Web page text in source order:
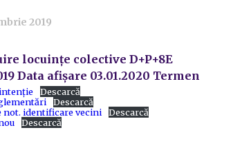
2019
locuințe colective D+P+8E
Data afișare 03.01.2020 Termen
Descarcă
Descarcă
not. identificare vecini
Descarcă
Descarcă